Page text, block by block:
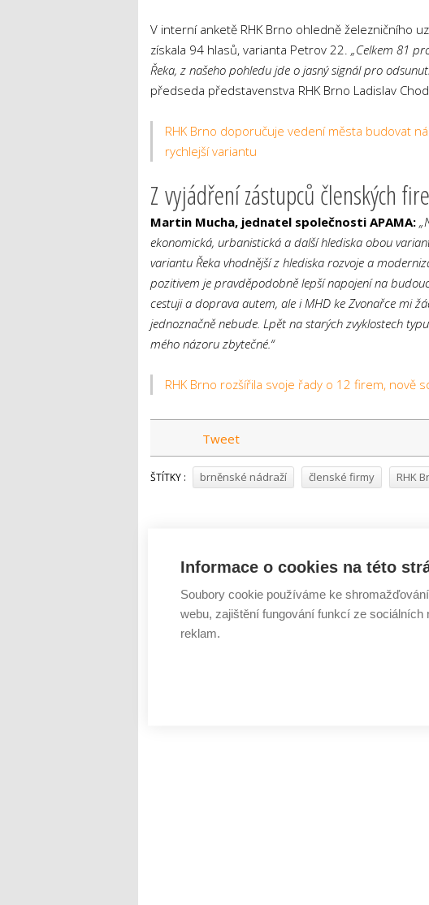
V interní anketě RHK Brno ohledně železničního
získala 94 hlasů, varianta Petrov 22. „Celkem 81
Řeka, z našeho pohledu jde o jasný signál pro
předseda představenstva RHK Brno Ladislav
RHK Brno doporučuje vedení města budovat
rychlejší variantu
Z vyjádření zástupců členských
Martin Mucha, jednatel společnosti APAMA:
ekonomická, urbanistická a další hlediska obou
variantu Řeka vhodnější z hlediska rozvoje a
pozitivem je pravděpodobně lepší napojení na
cestuji a doprava autem, ale i MHD ke Zvonařce mi
jednoznačně nebude. Lpět na starých zvyklostech
mého názoru zbytečné.“
RHK Brno rozšířila svoje řady o 12 firem, nově
Tweet
ŠTÍTKY : brněnské nádraží členské firmy RHK
Informace o cookies na této
Soubory cookie používáme ke
webu, zajištění fungování funkcí ze
reklam.